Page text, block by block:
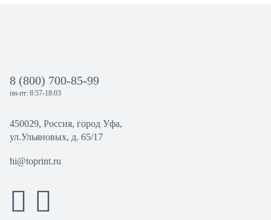
8 (800) 700-85-99
пн-пт: 8:57-18:03
450029, Россия, город Уфа,
ул.Ульяновых, д. 65/17
hi@toprint.ru